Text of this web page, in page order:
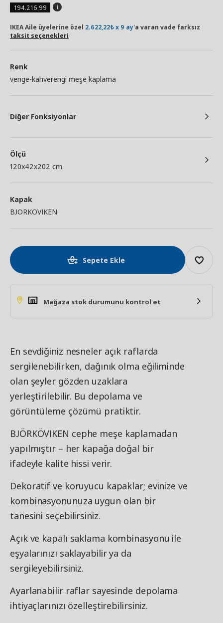
194.216.99
IKEA Aile üyelerine özel 2.622,22₺ x 9 ay'a varan vade farksız
taksit seçenekleri
Renk
venge-kahverengi meşe kaplama
Diğer Fonksiyonlar
Ölçü
120x42x202 cm
Kapak
BJORKOVIKEN
Sepete Ekle
Mağaza stok durumunu kontrol et
En sevdiğiniz nesneler açık raflarda
sergilenebilirken, dağınık olma eğiliminde
olan şeyler gözden uzaklara
yerleştirilebilir. Bu depolama ve
görüntüleme çözümü pratiktir.
BJÖRKÖVIKEN cephe meşe kaplamadan
yapılmıştır – her kapağa doğal bir
ifadeyle kalite hissi verir.
Dekoratif ve koruyucu kapaklar; evinize ve
kombinasyonunuza uygun olan bir
tanesini seçebilirsiniz.
Açık ve kapalı saklama kombinasyonu ile
eşyalarınızı saklayabilir ya da
sergileyebilirsiniz.
Ayarlanabilir raflar sayesinde depolama
ihtiyaçlarınızı özelleştirebilirsiniz.